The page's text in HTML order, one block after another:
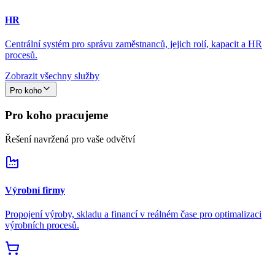
HR
Centrální systém pro správu zaměstnanců, jejich rolí, kapacit a HR
procesů.
Zobrazit všechny služby
Pro koho
Pro koho pracujeme
Řešení navržená pro vaše odvětví
Výrobní firmy
Propojení výroby, skladu a financí v reálném čase pro optimalizaci
výrobních procesů.